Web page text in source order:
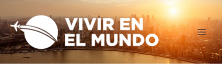
al
contenido